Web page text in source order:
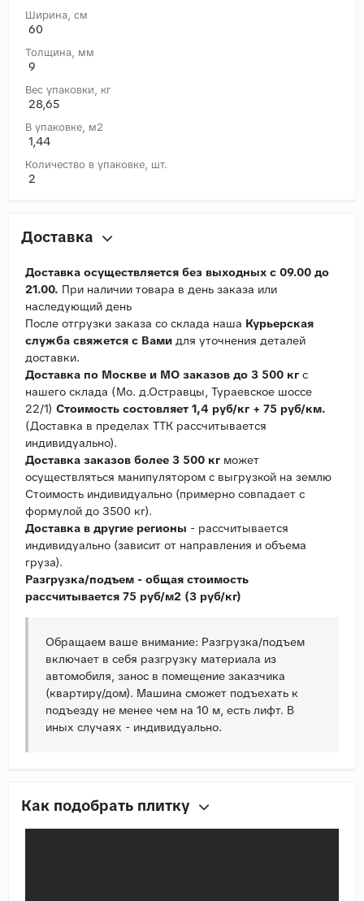
Ширина, cм
60
Толщина, мм
9
Вес упаковки, кг
28,65
В упаковке, м2
1,44
Количество в упаковке, шт.
2
Доставка
Доставка осуществляется без выходных с 09.00 до
21.00. При наличии товара в день заказа или
наследующий день
После отгрузки заказа со склада наша Курьерская
служба свяжется с Вами для уточнения деталей
доставки.
Доставка по Москве и МО заказов до 3 500 кг с
нашего склада (Мо. д.Остравцы, Тураевское шоссе
22/1) Стоимость состовляет 1,4 руб/кг + 75 руб/км.
(Доставка в пределах ТТК рассчитывается
индивидуально).
Доставка заказов более 3 500 кг может
осуществляться манипулятором с выгрузкой на землю
Стоимость индивидуально (примерно совпадает с
формулой до 3500 кг).
Доставка в другие регионы - рассчитывается
индивидуально (зависит от направления и объема
груза).
Разгрузка/подъем - общая стоимость
рассчитывается 75 руб/м2 (3 руб/кг)
Обращаем ваше внимание: Разгрузка/подъем
включает в себя разгрузку материала из
автомобиля, занос в помещение заказчика
(квартиру/дом). Машина сможет подъехать к
подъезду не менее чем на 10 м, есть лифт. В
иных случаях - индивидуально.
Как подобрать плитку